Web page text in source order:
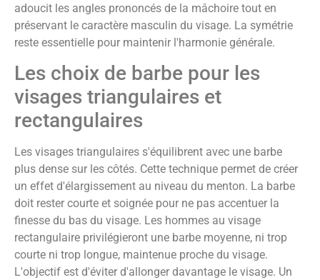
adoucit les angles prononcés de la mâchoire tout en
préservant le caractère masculin du visage. La symétrie
reste essentielle pour maintenir l'harmonie générale.
Les choix de barbe pour les
visages triangulaires et
rectangulaires
Les visages triangulaires s'équilibrent avec une barbe
plus dense sur les côtés. Cette technique permet de créer
un effet d'élargissement au niveau du menton. La barbe
doit rester courte et soignée pour ne pas accentuer la
finesse du bas du visage. Les hommes au visage
rectangulaire privilégieront une barbe moyenne, ni trop
courte ni trop longue, maintenue proche du visage.
L'objectif est d'éviter d'allonger davantage le visage. Un